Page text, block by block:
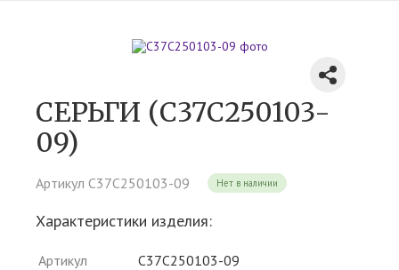
СЕРЬГИ (С37С250103-
09)
Артикул С37С250103-09 Нет в наличии
Характеристики изделия:
Артикул
С37С250103-09